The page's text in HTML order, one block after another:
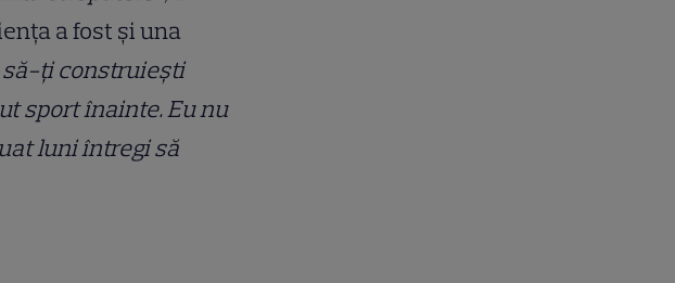
a fost și una
să-ți construiești
sport înainte. Eu nu
luni întregi să